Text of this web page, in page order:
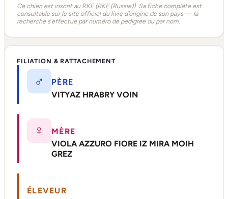
Ce chien est inscrit au RKF (RKF (Russie)). Sa fiche complète est
consultable sur le site officiel du livre d'origine de son pays — la
recherche s'effectue par numéro de pedigree ou par nom.
FILIATION & RATTACHEMENT
♂
PÈRE
VITYAZ HRABRY VOIN
♀
MÈRE
VIOLA AZZURO FIORE IZ MIRA MOIH
GREZ
ÉLEVEUR